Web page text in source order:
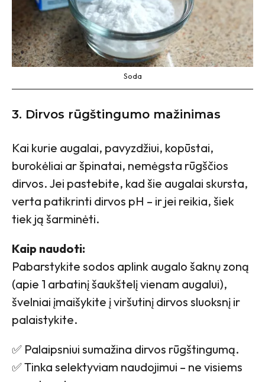
Soda
3. Dirvos rūgštingumo mažinimas
Kai kurie augalai, pavyzdžiui, kopūstai,
burokėliai ar špinatai, nemėgsta rūgščios
dirvos. Jei pastebite, kad šie augalai skursta,
verta patikrinti dirvos pH – ir jei reikia, šiek
tiek ją šarminėti.
Kaip naudoti:
Pabarstykite sodos aplink augalo šaknų zoną
(apie 1 arbatinį šaukštelį vienam augalui),
švelniai įmaišykite į viršutinį dirvos sluoksnį ir
palaistykite.
✅ Palaipsniui sumažina dirvos rūgštingumą.
✅ Tinka selektyviam naudojimui – ne visiems